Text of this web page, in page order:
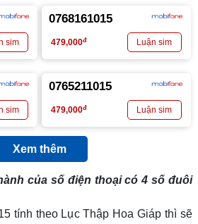
0768161015
479,000đ
0765211015
479,000đ
Xem thêm
của số điện thoại có 4 số đuôi
tính theo Lục Thập Hoa Giáp thì sẽ